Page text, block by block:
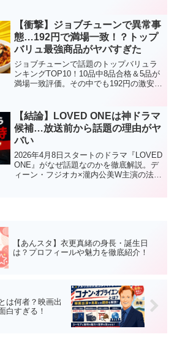
【衝撃】ジョブチューンで異常事
態…192円で満場一致！？トップ
バリュ最強商品がヤバすぎた
ジョブチューンで話題のトップバリュラ
ンキングTOP10！10品中8品合格＆5品が
満場一致評価。その中でも192円の激安商
【結論】LOVED ONEは神ドラマ
候補…放送前から話題の理由がヤ
バい
2026年4月8日スタートのドラマ『LOVED
ONE』がなぜ話題なのかを徹底解説。デ
ィーン・フジオカ×瀧内公美W主演の法医
【あんスタ】衣更真緒の身長・誕生日
は？プロフィールや魅力を徹底紹介！
は何者？映画出
白すぎる！